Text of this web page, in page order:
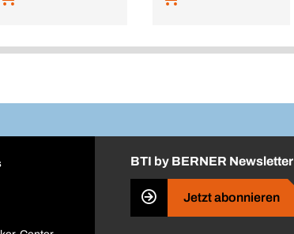
BTI by BERNER Newsletter
Jetzt abonnieren